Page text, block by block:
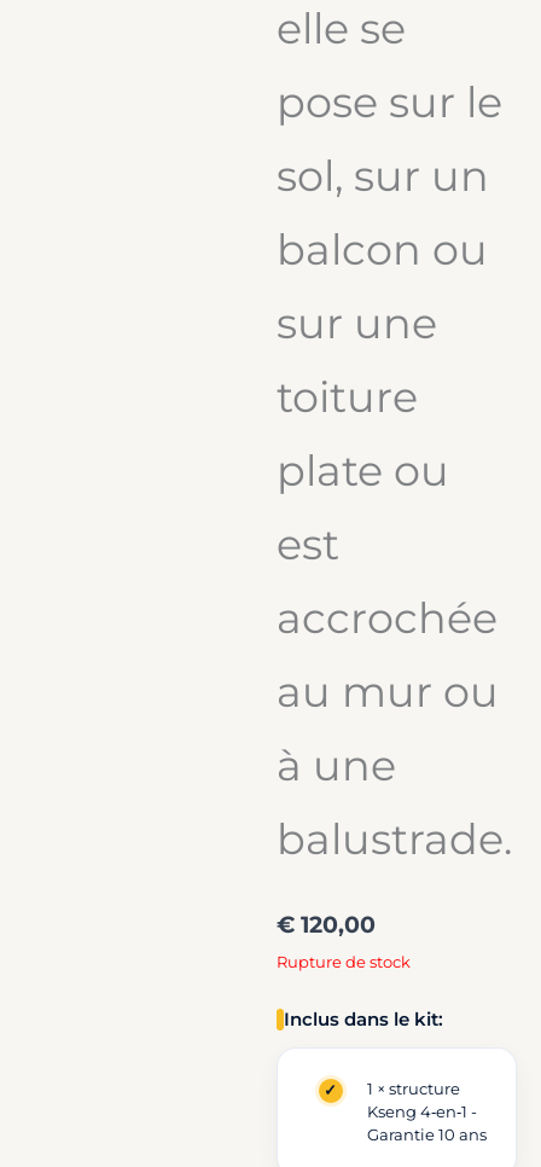
elle se
pose sur le
sol, sur un
balcon ou
sur une
toiture
plate ou
est
accrochée
au mur ou
à une
balustrade.
€120,00
Rupture de stock
Inclus dans le kit:
1 × structure
Kseng 4‑en‑1 -
Garantie 10 ans